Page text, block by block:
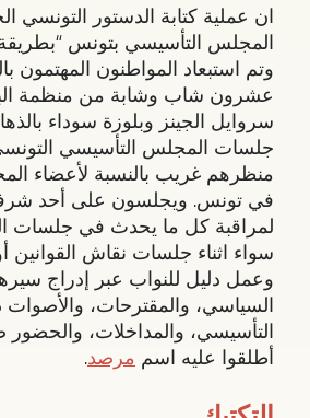
ان عملية كتابة الدستور التونسي
المجلس التأسيسي بتونس
وتم استبعاد المواطنون المهتمون
عشرون شاب وشابة من منظمة
سروايل الجينز وبلوزة سوداء
جلسات المجلس التأسيسي
منظرهم غريب بالنسبة لأعضاء
في تونس. ويجلسون على أحد
لمراقبة كل ما يحدث في جلسات
سواء اثناء جلسات نقاش القوانين
وعمل دليل للنواب عبر إدراج سيرهم
السياسي، والمقترحات،
التأسيسي، والمداخلات،
أطلقوا عليه اسم مرصد.